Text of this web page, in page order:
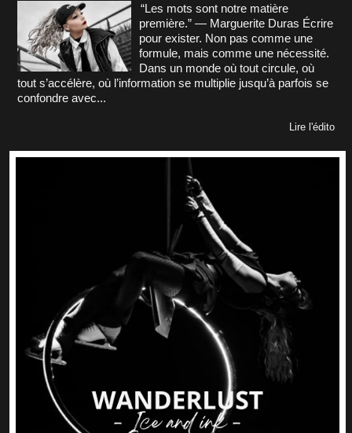
“Les mots sont notre matière
première.” — Marguerite Duras Écrire
pour exister. Non pas comme une
formule, mais comme une nécessité.
Dans un monde où tout circule, où
tout s’accélère, où l’information se multiplie jusqu’à parfois se
confondre avec...
Lire l'édito